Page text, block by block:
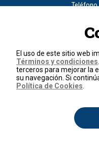
Teléfono
Política
©
Todos los
Organización
El uso de este sitio web
Términos y condiciones
terceros para mejorar la
su navegación. Si
Política de Cookies